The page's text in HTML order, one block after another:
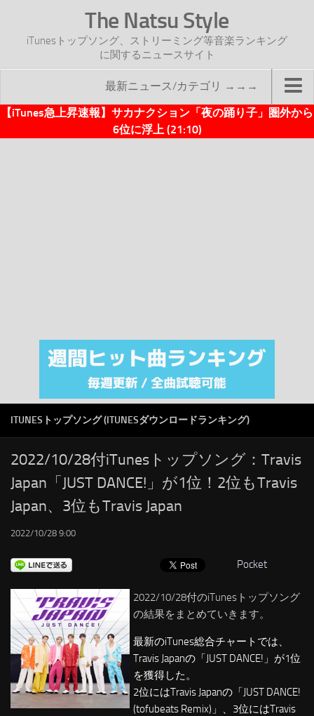
The Natsu Style
iTunesトップソング、ストリーミング等音楽ランキング
に関するニュースサイト
最新ニュース/カテゴリ →→→
TOP
注目カテゴリ
オリジナルiTunes週間トップソング
RSS
LINKS
【iTunes急上昇速報】サカナクション「夜の踊り子」圏外から
6位に浮上 (21:10)
ITUNESトップソング (ITUNESダウンロードランキング)
2022/10/28付iTunesトップソング：Travis
Japan「JUST DANCE!」が1位！2位もTravis
Japan、3位もTravis Japan
2022/10/28 9:00
Pocket
2022/10/28付のiTunesトップソング
の結果をまとめていきます。
最新のiTunes総合チャートでは、
Travis Japanの「JUST DANCE!」が1位
を獲得した。
2位にはTravis Japanの「JUST DANCE!
(tofubeats Remix)」、3位にはTravis